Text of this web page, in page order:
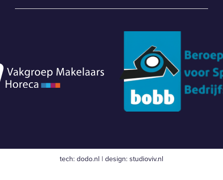
tech:dodo.nl | design:studioviv.nl